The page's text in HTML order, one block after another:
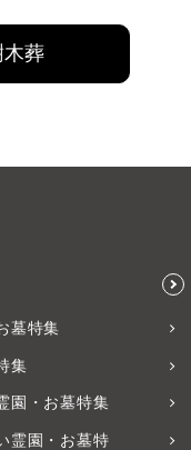
木葬
墓特集
集
園・お墓特集
霊園・お墓特